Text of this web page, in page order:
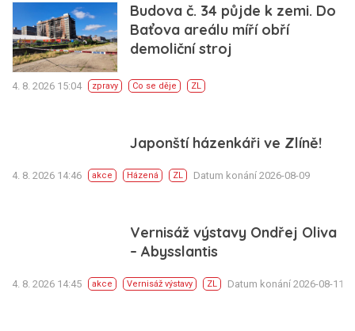
Budova č. 34 půjde k zemi. Do
Baťova areálu míří obří
demoliční stroj
4. 8. 2026 15:04 zpravy Co se děje ZL
Japonští házenkáři ve Zlíně!
4. 8. 2026 14:46 akce Házená ZL Datum konání 2026-08-09
Vernisáž výstavy Ondřej Oliva
– Abysslantis
4. 8. 2026 14:45 akce Vernisáž výstavy ZL Datum konání 2026-08-11